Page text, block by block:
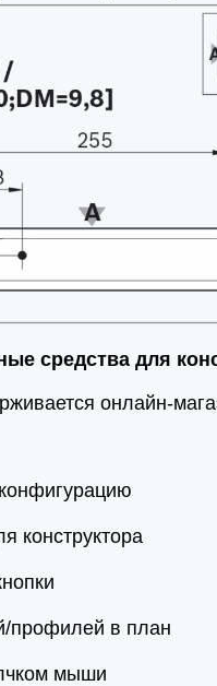
средства для
онлайн-
конструктора
профилей в план
мыши